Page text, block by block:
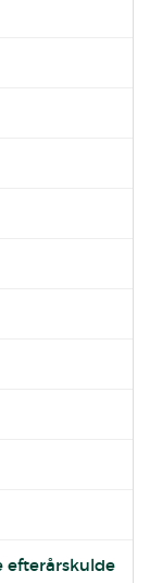
efterårskulde